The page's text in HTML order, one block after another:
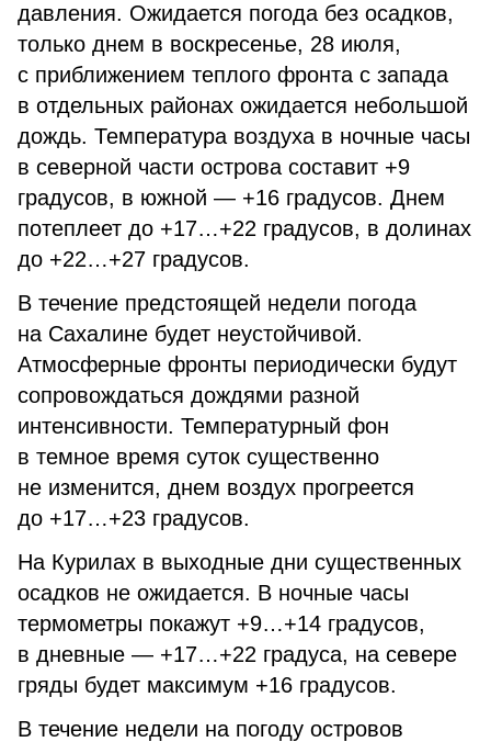
давления. Ожидается погода без осадков,
только днем в воскресенье, 28 июля,
с приближением теплого фронта с запада
в отдельных районах ожидается небольшой
дождь. Температура воздуха в ночные часы
в северной части острова составит +9
градусов, в южной — +16 градусов. Днем
потеплеет до +17…+22 градусов, в долинах
до +22…+27 градусов.
В течение предстоящей недели погода
на Сахалине будет неустойчивой.
Атмосферные фронты периодически будут
сопровождаться дождями разной
интенсивности. Температурный фон
в темное время суток существенно
не изменится, днем воздух прогреется
до +17…+23 градусов.
На Курилах в выходные дни существенных
осадков не ожидается. В ночные часы
термометры покажут +9…+14 градусов,
в дневные — +17…+22 градуса, на севере
гряды будет максимум +16 градусов.
В течение недели на погоду островов